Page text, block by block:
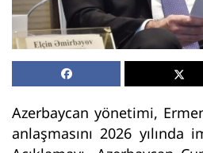
Azerbaycan yönetimi,
anlaşmasını 2026 yılında